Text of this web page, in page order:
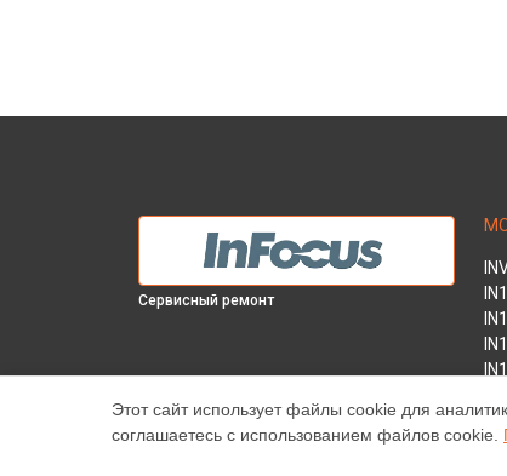
Сервисный ремонт
Этот сайт использует файлы cookie для
соглашаетесь с использованием файлов cookie.